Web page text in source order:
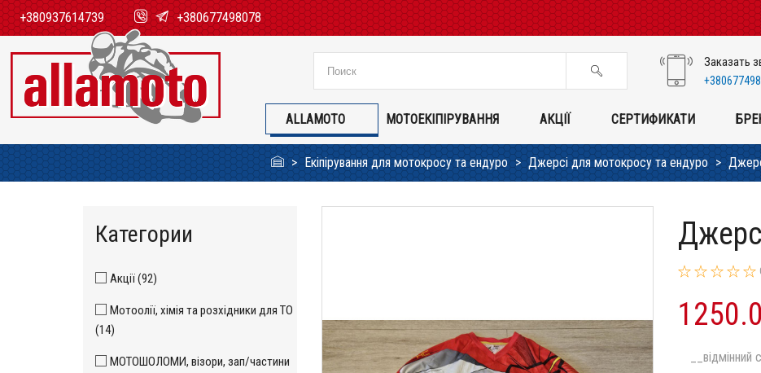
+380937614739 +380677498078
Заказать
ALLAMOTO МОТОЕКІПІРУВАННЯ АКЦІЇ СЕРТИФИКАТИ
Екіпірування для мотокросу та ендуро Джерсі для мотокросу та ендуро
Категории
Акції (92)
Мотоолії, хімія та розхідники для ТО
(14)
МОТОШОЛОМИ, візори, зап/частини
__відмінний